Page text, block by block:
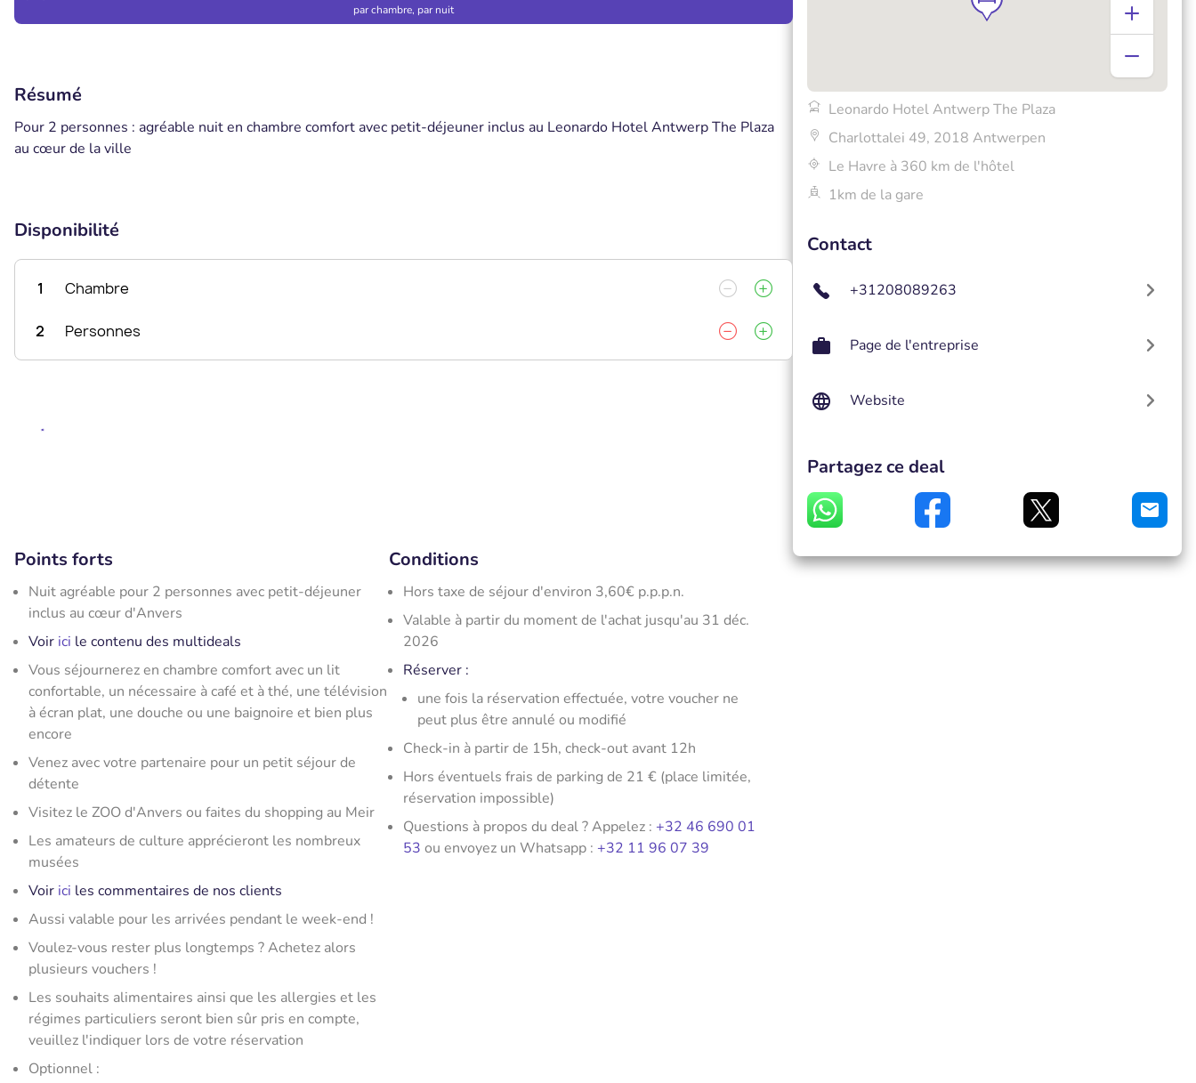
par chambre, par nuit
Résumé
Pour 2 personnes : agréable nuit en chambre comfort avec petit-déjeuner inclus au Leonardo Hotel Antwerp The Plaza
au cœur de la ville
Disponibilité
1 Chambre
2 Personnes
Points forts
Nuit agréable pour 2 personnes avec petit-déjeuner
inclus au cœur d'Anvers
Voir ici le contenu des multideals
Vous séjournerez en chambre comfort avec un lit
confortable, un nécessaire à café et à thé, une télévision
à écran plat, une douche ou une baignoire et bien plus
encore
Venez avec votre partenaire pour un petit séjour de
détente
Visitez le ZOO d'Anvers ou faites du shopping au Meir
Les amateurs de culture apprécieront les nombreux
musées
Voir ici les commentaires de nos clients
Aussi valable pour les arrivées pendant le week-end !
Voulez-vous rester plus longtemps ? Achetez alors
plusieurs vouchers !
Les souhaits alimentaires ainsi que les allergies et les
régimes particuliers seront bien sûr pris en compte,
veuillez l'indiquer lors de votre réservation
Optionnel :
Conditions
Hors taxe de séjour d'environ 3,60€ p.p.p.n.
Valable à partir du moment de l'achat jusqu'au 31 déc.
2026
Réserver :
une fois la réservation effectuée, votre voucher ne
peut plus être annulé ou modifié
​Check-in à partir de 15h, check-out avant 12h
Hors éventuels frais de parking de 21 € (place limitée,
réservation impossible)
Questions à propos du deal ? Appelez : +32 46 690 01
53 ou envoyez un Whatsapp : +32 11 96 07 39
Leonardo Hotel Antwerp The Plaza
Charlottalei 49, 2018 Antwerpen
Le Havre à 360 km de l'hôtel
1km de la gare
Contact
+31208089263
Page de l'entreprise
Website
Partagez ce deal